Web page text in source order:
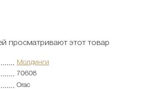
просматривают этот товар
Молдинги
70608
Orac